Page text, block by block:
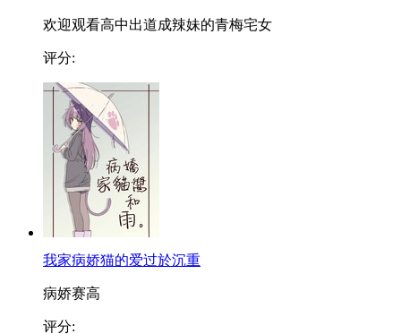
欢迎观看高中出道成辣妹的青梅宅女
评分:
我家病娇猫的爱过於沉重
病娇赛高
评分: